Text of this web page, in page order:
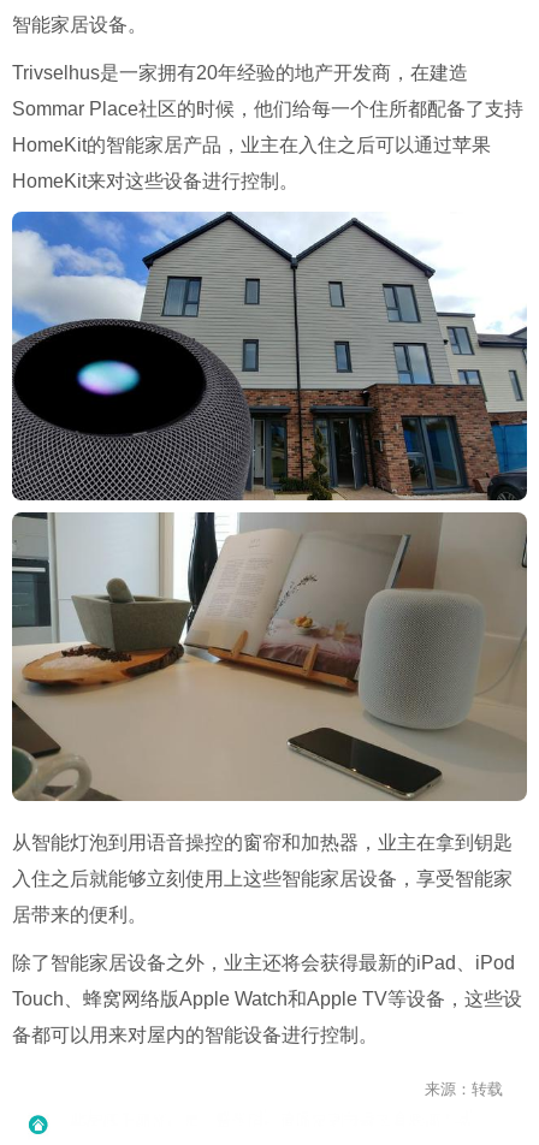
智能家居设备。
Trivselhus是一家拥有20年经验的地产开发商，在建造
Sommar Place社区的时候，他们给每一个住所都配备了支持
HomeKit的智能家居产品，业主在入住之后可以通过苹果
HomeKit来对这些设备进行控制。
从智能灯泡到用语音操控的窗帘和加热器，业主在拿到钥匙
入住之后就能够立刻使用上这些智能家居设备，享受智能家
居带来的便利。
除了智能家居设备之外，业主还将会获得最新的iPad、iPod
Touch、蜂窝网络版Apple Watch和Apple TV等设备，这些设
备都可以用来对屋内的智能设备进行控制。
来源：转载